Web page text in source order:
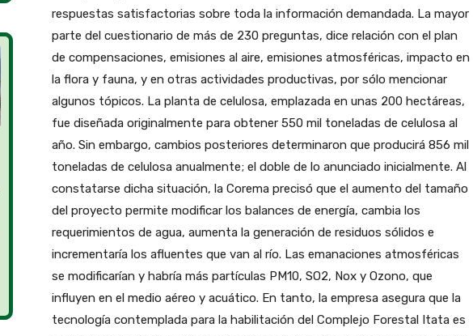
respuestas satisfactorias sobre toda la información demandada. La mayor
parte del cuestionario de más de 230 preguntas, dice relación con el plan
de compensaciones, emisiones al aire, emisiones atmosféricas, impacto en
la flora y fauna, y en otras actividades productivas, por sólo mencionar
algunos tópicos. La planta de celulosa, emplazada en unas 200 hectáreas,
fue diseñada originalmente para obtener 550 mil toneladas de celulosa al
año. Sin embargo, cambios posteriores determinaron que producirá 856 mil
toneladas de celulosa anualmente; el doble de lo anunciado inicialmente. Al
constatarse dicha situación, la Corema precisó que el aumento del tamaño
del proyecto permite modificar los balances de energía, cambia los
requerimientos de agua, aumenta la generación de residuos sólidos e
incrementaría los afluentes que van al río. Las emanaciones atmosféricas
se modificarían y habría más partículas PM10, SO2, Nox y Ozono, que
influyen en el medio aéreo y acuático. En tanto, la empresa asegura que la
tecnología contemplada para la habilitación del Complejo Forestal Itata es